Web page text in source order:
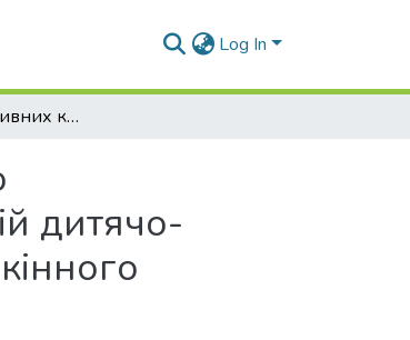
Log In
Добробут спортивних коней в умовах комунального позашкільного навчального закладу «Спеціалізованій дитячо-юнацькій спортивній школі олімпійського резерву з кінного спорту» Дніпровської міської ради
дитячо-